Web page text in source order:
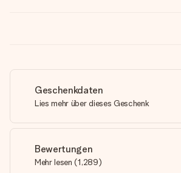
Geschenkdaten
Lies mehr über dieses Geschenk
Bewertungen
Mehr lesen (1,289)